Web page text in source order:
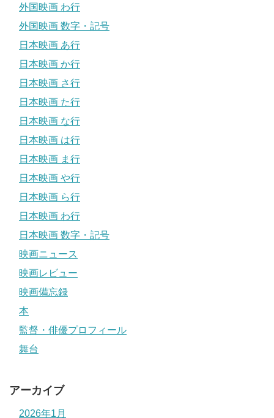
外国映画 わ行
外国映画 数字・記号
日本映画 あ行
日本映画 か行
日本映画 さ行
日本映画 た行
日本映画 な行
日本映画 は行
日本映画 ま行
日本映画 や行
日本映画 ら行
日本映画 わ行
日本映画 数字・記号
映画ニュース
映画レビュー
映画備忘録
本
監督・俳優プロフィール
舞台
アーカイブ
2026年1月